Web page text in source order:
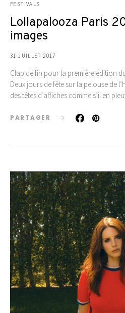
FESTIVALS
Lollapalooza Paris
images
31 JUILLET 2017
Clap de fin pour la première édition
Deux jours de fête sur la pelouse de
des têtes d’affiches comme s’il en
PARTAGER